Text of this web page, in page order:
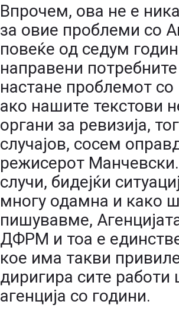
Впрочем, ова не е
за овие проблеми со
повеќе од седум
направени
настане проблемот
ако нашите текстови
органи за ревизија,
случајов, сосем
режисерот
случи, бидејќи
многу одамна и како
пишувавме,
ДФРМ и тоа е
кое има такви
диригира сите работи
агенција со години.